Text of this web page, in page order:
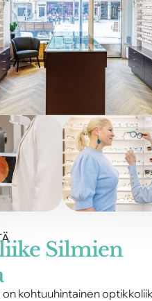
Silmien
kohtuuhintainen